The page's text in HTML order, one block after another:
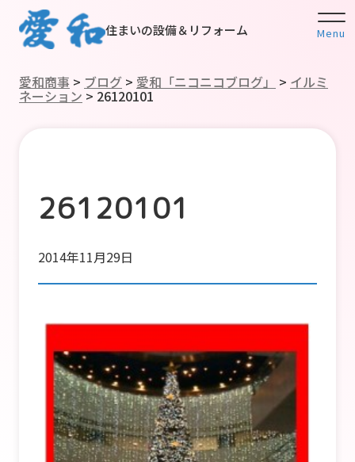
住まいの設備＆リフォーム Menu
愛和商事 > ブログ > 愛和「ニコニコブログ」 > イルミ
ネーション > 26120101
26120101
2014年11月29日